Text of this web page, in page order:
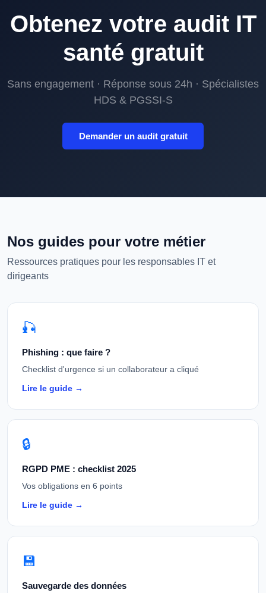
Obtenez votre audit IT
santé gratuit
Sans engagement · Réponse sous 24h · Spécialistes
HDS & PGSSI-S
Demander un audit gratuit
Nos guides pour votre métier
Ressources pratiques pour les responsables IT et
dirigeants
🎣
Phishing : que faire ?
Checklist d'urgence si un collaborateur a cliqué
Lire le guide →
🔒
RGPD PME : checklist 2025
Vos obligations en 6 points
Lire le guide →
💾
Sauvegarde des données